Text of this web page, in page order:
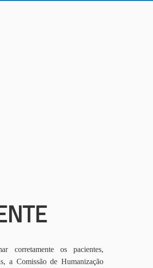
corretamente os pacientes,
a Comissão de Humanização